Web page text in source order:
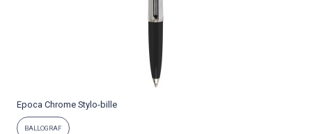
Epoca Chrome Stylo-bille
BALLOGRAF